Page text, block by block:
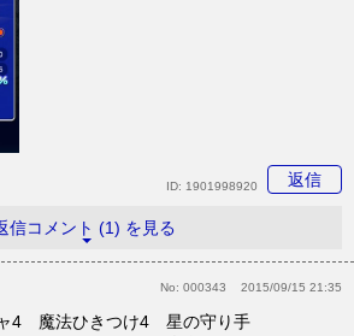
返信
ID: 1901998920
信コメント (1) を見る
No: 000343 2015/09/15 21:35
4 魔法ひきつけ4 星の守り手